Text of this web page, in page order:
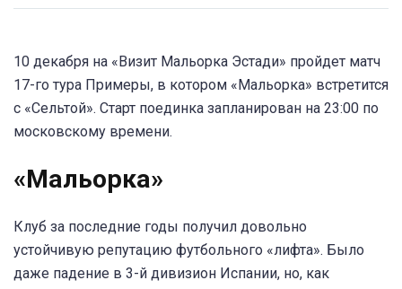
10 декабря на «Визит Мальорка Эстади» пройдет матч
17-го тура Примеры, в котором «Мальорка» встретится
с «Сельтой». Старт поединка запланирован на 23:00 по
московскому времени.
«Мальорка»
Клуб за последние годы получил довольно
устойчивую репутацию футбольного «лифта». Было
даже падение в 3-й дивизион Испании, но, как